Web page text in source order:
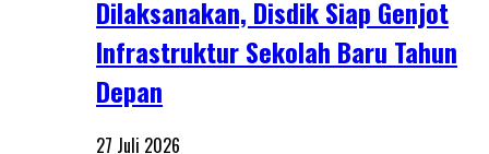
Dilaksanakan, Disdik Siap Genjot
Infrastruktur Sekolah Baru Tahun
Depan
27 Juli 2026